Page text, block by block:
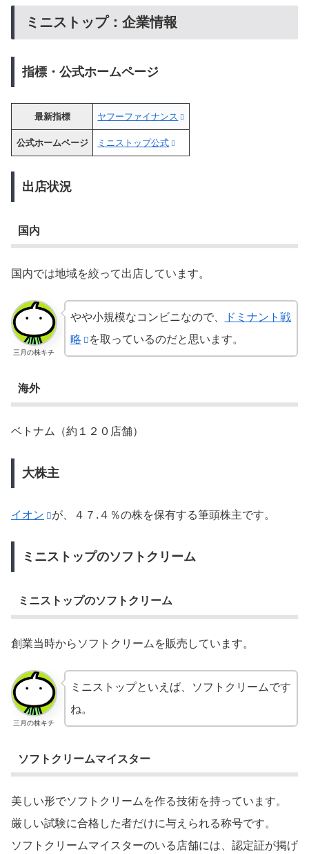
ミニストップ：企業情報
指標・公式ホームページ
最新指標 ヤフーファイナンス
公式ホームページ ミニストップ公式
出店状況
国内
国内では地域を絞って出店しています。
三月の株キチ
やや小規模なコンビニなので、
ドミナント戦
略
を取っているのだと思います。
海外
ベトナム（約１２０店舗）
大株主
イオン が、４７.４％の株を保有する筆頭株主です。
ミニストップのソフトクリーム
ミニストップのソフトクリーム
創業当時からソフトクリームを販売しています。
三月の株キチ
ミニストップといえば、ソフトクリームです
ね。
ソフトクリームマイスター
美しい形でソフトクリームを作る技術を持っています。
厳しい試験に合格した者だけに与えられる称号です。
ソフトクリームマイスターのいる店舗には、認定証が掲げ